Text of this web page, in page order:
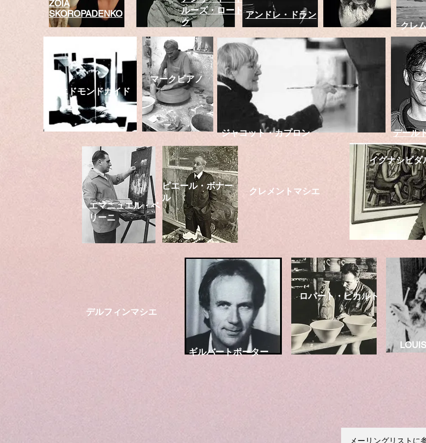
ZOIA
SKOROPADENKO
ルーズ・ロートレッ
ク
アンドレ・ドラン
クレ
エドモンドガイド
ジャコット・カプロン
マークピアノ
デール
ピエール・ボナー
ル
エマニュエル・ベ
リーニ
クレメントマシエ
イグナシビダ
デルフィンマシエ
ロバート・ピカルト
ギルバートポーター
メーリングリストに